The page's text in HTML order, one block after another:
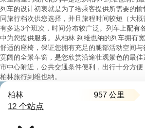
列车的设计初衷就是为了给乘客提供所需要的
同旅行档次供您选择，并且旅程时间较短（大
有多达3个班次，时间分布较广泛。列车上配有
中为您提供服务。从柏林 到维也纳的列车拥有
舒适的座椅，保证您拥有充足的腿部活动空间
宽阔的全景车窗，是您欣赏沿途壮观景色的最
市中心附近，公共交通条件便利，出行十分方
柏林旅行到维也纳。
柏林 957 公里
12 个站点